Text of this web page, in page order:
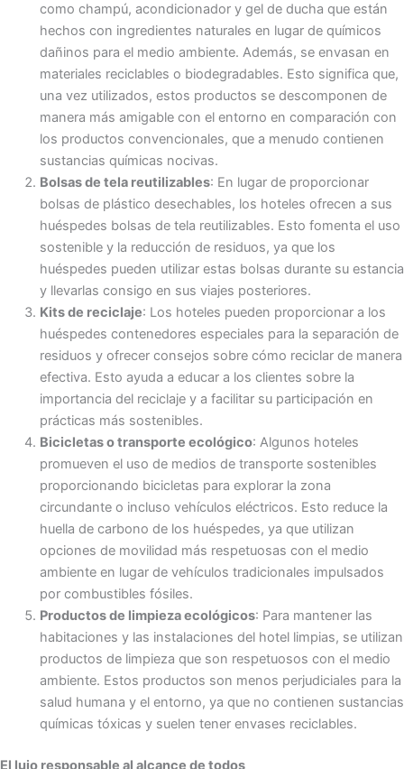
como champú, acondicionador y gel de ducha que están
hechos con ingredientes naturales en lugar de químicos
dañinos para el medio ambiente. Además, se envasan en
materiales reciclables o biodegradables. Esto significa que,
una vez utilizados, estos productos se descomponen de
manera más amigable con el entorno en comparación con
los productos convencionales, que a menudo contienen
sustancias químicas nocivas.
Bolsas de tela reutilizables: En lugar de proporcionar
bolsas de plástico desechables, los hoteles ofrecen a sus
huéspedes bolsas de tela reutilizables. Esto fomenta el uso
sostenible y la reducción de residuos, ya que los
huéspedes pueden utilizar estas bolsas durante su estancia
y llevarlas consigo en sus viajes posteriores.
Kits de reciclaje: Los hoteles pueden proporcionar a los
huéspedes contenedores especiales para la separación de
residuos y ofrecer consejos sobre cómo reciclar de manera
efectiva. Esto ayuda a educar a los clientes sobre la
importancia del reciclaje y a facilitar su participación en
prácticas más sostenibles.
Bicicletas o transporte ecológico: Algunos hoteles
promueven el uso de medios de transporte sostenibles
proporcionando bicicletas para explorar la zona
circundante o incluso vehículos eléctricos. Esto reduce la
huella de carbono de los huéspedes, ya que utilizan
opciones de movilidad más respetuosas con el medio
ambiente en lugar de vehículos tradicionales impulsados
por combustibles fósiles.
Productos de limpieza ecológicos: Para mantener las
habitaciones y las instalaciones del hotel limpias, se utilizan
productos de limpieza que son respetuosos con el medio
ambiente. Estos productos son menos perjudiciales para la
salud humana y el entorno, ya que no contienen sustancias
químicas tóxicas y suelen tener envases reciclables.
El lujo responsable al alcance de todos